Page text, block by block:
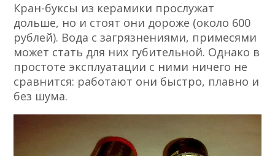
Кран-буксы из керамики прослужат
дольше, но и стоят они дороже (около 600
рублей). Вода с загрязнениями, примесями
может стать для них губительной. Однако в
простоте эксплуатации с ними ничего не
сравнится: работают они быстро, плавно и
без шума.